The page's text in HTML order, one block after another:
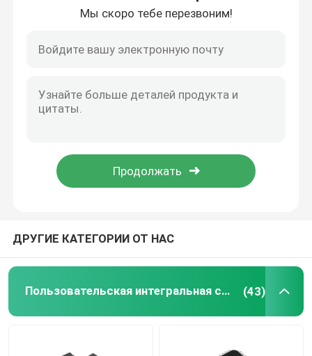
Пользовательская интегральная схема
Мы скоро тебе перезвоним!
ДРУГИЕ КАТЕГОРИИ ОТ НАС
Пользовательская интегральная схема (43)